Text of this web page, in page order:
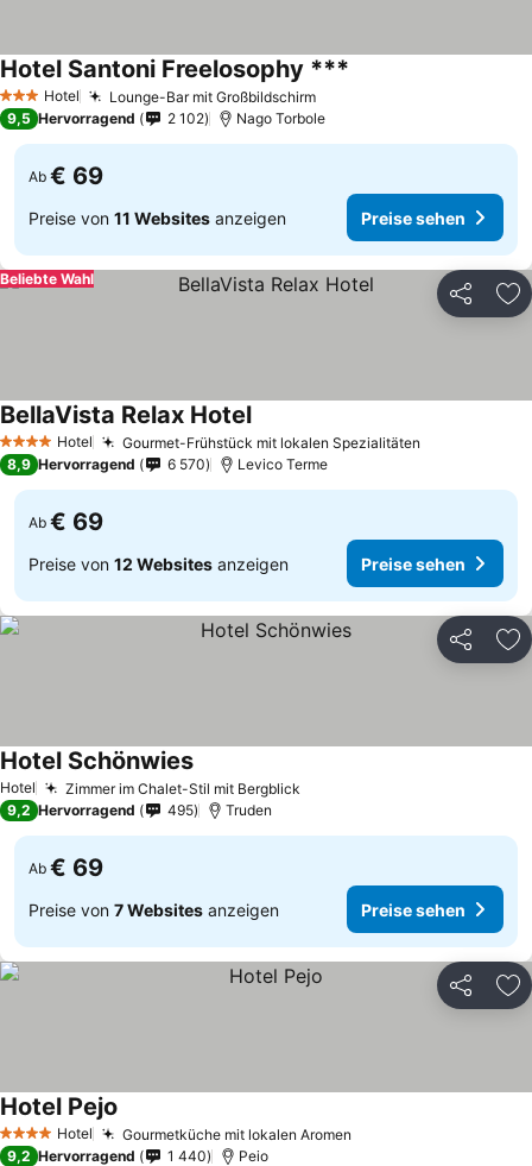
3 SterneHotel Lounge-Bar mit Großbildschirm
Hotel Santoni Freelosophy ***
9,5 Hervorragend 2 102 Nago Torbole
Ab € 69
Preise von 11 Websites anzeigen Preise sehen
Teilen
Beliebte Wahl
4 Sterne Hotel Gourmet-Frühstück mit lokalen Spezialitäten
BellaVista Relax Hotel
8,9 Hervorragend 6 570 Levico Terme
Ab € 69
Preise von 12 Websites anzeigen Preise sehen
Teilen
Hotel Zimmer im Chalet-Stil mit Bergblick
Hotel Schönwies
9,2 Hervorragend 495 Truden
Ab € 69
Preise von 7 Websites anzeigen Preise sehen
Teilen
4 Sterne Hotel Gourmetküche mit lokalen Aromen
Hotel Pejo
9,2 Hervorragend 1 440 Peio